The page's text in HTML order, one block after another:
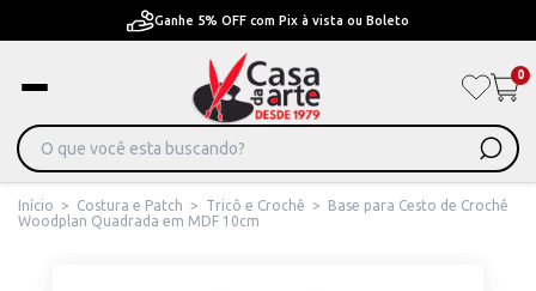
Pague em Até 6x sem juros ou ate 12x com juros
0
Início > Costura e Patch > Tricô e Crochê >
Base para Cesto de Crochê
Woodplan Quadrada em MDF 10cm